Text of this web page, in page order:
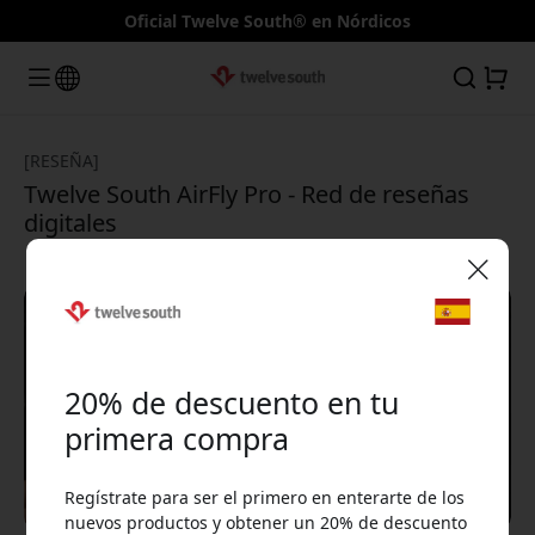
Oficial Twelve South® en Nórdicos
[RESEÑA]
Twelve South AirFly Pro - Red de reseñas
digitales
20% de descuento en tu
primera compra
Regístrate para ser el primero en enterarte de los
nuevos productos y obtener un 20% de descuento
🎉 Tu código de descuento:
Usa este código en la caja para obtener 20% de